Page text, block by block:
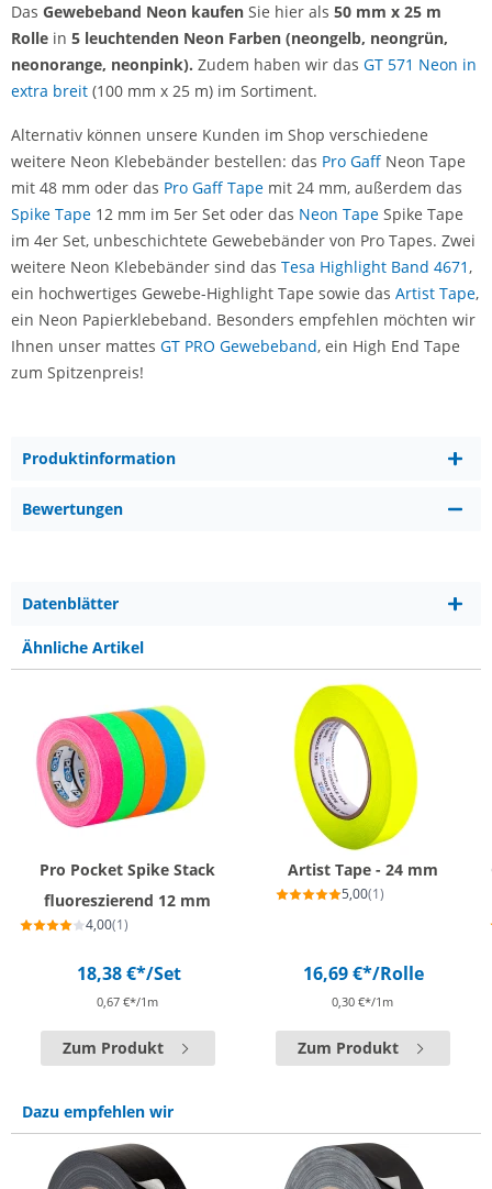
Das Gewebeband Neon kaufen Sie hier als 50 mm x 25 m
Rolle in 5 leuchtenden Neon Farben (neongelb, neongrün,
neonorange, neonpink). Zudem haben wir das GT 571 Neon in
extra breit (100 mm x 25 m) im Sortiment.
Alternativ können unsere Kunden im Shop verschiedene
weitere Neon Klebebänder bestellen: das Pro Gaff Neon Tape
mit 48 mm oder das Pro Gaff Tape mit 24 mm, außerdem das
Spike Tape 12 mm im 5er Set oder das Neon Tape Spike Tape
im 4er Set, unbeschichtete Gewebebänder von Pro Tapes. Zwei
weitere Neon Klebebänder sind das Tesa Highlight Band 4671,
ein hochwertiges Gewebe-Highlight Tape sowie das Artist Tape,
ein Neon Papierklebeband. Besonders empfehlen möchten wir
Ihnen unser mattes GT PRO Gewebeband, ein High End Tape
zum Spitzenpreis!
Produktinformation
Bewertungen
Datenblätter
Ähnliche Artikel
Pro Pocket Spike Stack
fluoreszierend 12 mm
4,00(1)
18,38 €*/Set
0,67 €*/1m
Zum Produkt
Artist Tape - 24 mm
5,00(1)
16,69 €*/Rolle
0,30 €*/1m
Zum Produkt
Dazu empfehlen wir